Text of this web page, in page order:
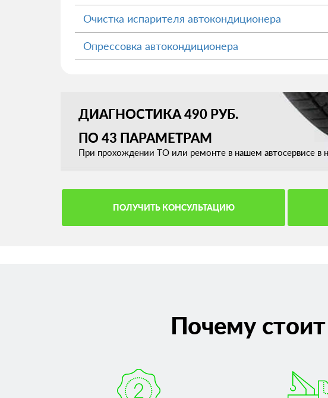
Очистка испарителя автокондиционера
Опрессовка автокондиционера
ДИАГНОСТИКА 490 РУБ.
ПО 43 ПАРАМЕТРАМ
При прохождении ТО или ремонте в нашем автосервисе в
ПОЛУЧИТЬ КОНСУЛЬТАЦИЮ
Почему